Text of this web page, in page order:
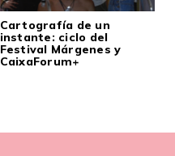
Cartografía de un
instante: ciclo del
Festival Márgenes y
CaixaForum+